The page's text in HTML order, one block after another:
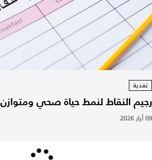
تغذية
رجيم النقاط لنمط حياة صحي ومتوازن
09 أيار 2026